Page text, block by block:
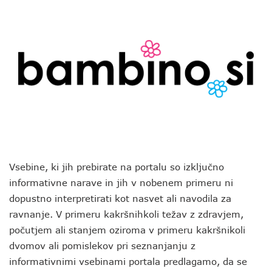
Vsebine, ki jih prebirate na portalu so izključno
informativne narave in jih v nobenem primeru ni
dopustno interpretirati kot nasvet ali navodila za
ravnanje. V primeru kakršnihkoli težav z zdravjem,
počutjem ali stanjem oziroma v primeru kakršnikoli
dvomov ali pomislekov pri seznanjanju z
informativnimi vsebinami portala predlagamo, da se